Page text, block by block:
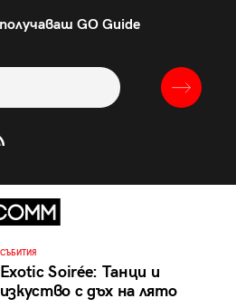
GO Guide
СЪБИТИЯ
Exotic Soirée: Танци и
изкуство с дъх на лято